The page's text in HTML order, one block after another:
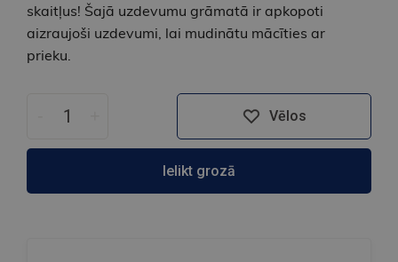
skaitļus! Šajā uzdevumu grāmatā ir apkopoti
aizraujoši uzdevumi, lai mudinātu mācīties ar
prieku.
Vēlos
Ielikt grozā